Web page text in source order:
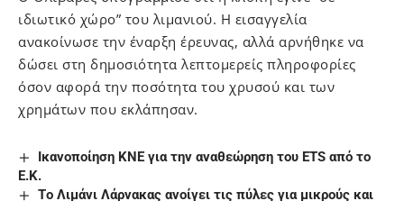
ιδιωτικό χώρο” του λιμανιού. Η εισαγγελία
ανακοίνωσε την έναρξη έρευνας, αλλά αρνήθηκε να
δώσει στη δημοσιότητα λεπτομερείς πληροφορίες
όσον αφορά την ποσότητα του χρυσού και των
χρημάτων που εκλάπησαν.
Ικανοποίηση ΚΝΕ για την αναθεώρηση του ETS από το
Ε.Κ.
Tο Λιμάνι Λάρνακας ανοίγει τις πύλες για μικρούς και